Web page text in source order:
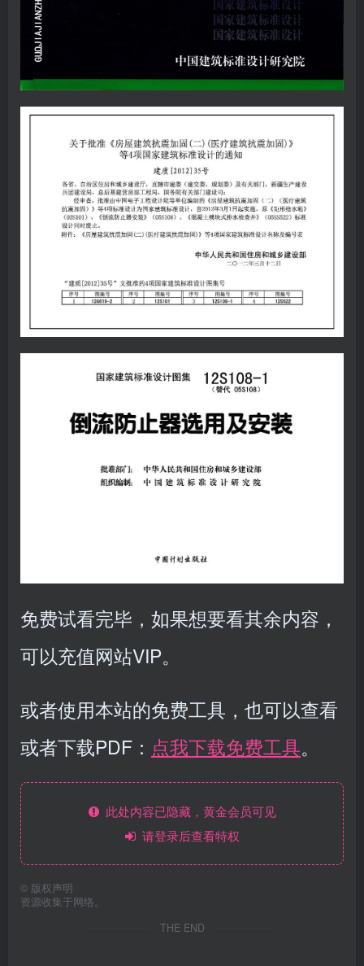
免费试看完毕，如果想要看其余内容，
可以充值网站VIP。
或者使用本站的免费工具，也可以查看
或者下载PDF： 点我下载免费工具。
此处内容已隐藏，黄金会员可见
请登录后查看特权
© 版权声明
资源收集于网络。
THE END